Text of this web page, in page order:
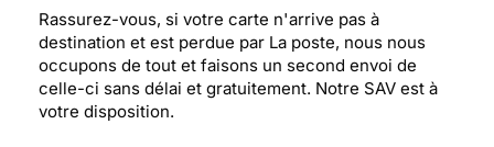
Rassurez-vous, si votre carte n'arrive pas à
destination et est perdue par La poste, nous nous
occupons de tout et faisons un second envoi de
celle-ci sans délai et gratuitement. Notre SAV est à
votre disposition.